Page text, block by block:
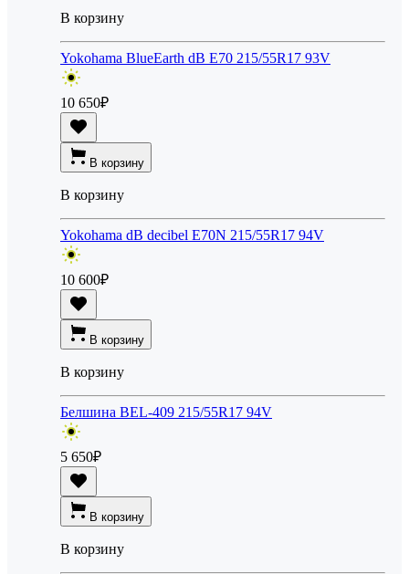
В корзину
Yokohama BlueEarth dB E70 215/55R17 93V
10 650₽
В корзину
В корзину
Yokohama dB decibel E70N 215/55R17 94V
10 600₽
В корзину
В корзину
Белшина BEL-409 215/55R17 94V
5 650₽
В корзину
В корзину